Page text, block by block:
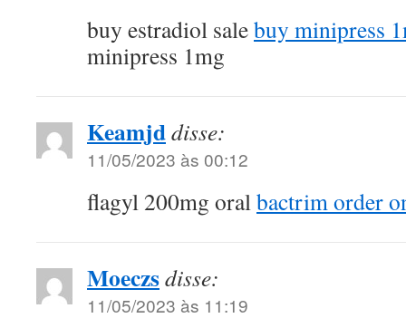
buy estradiol salebuy minipress
minipress 1mg
Keamjddisse:
11/05/2023 às 00:12
flagyl 200mg oralbactrim order
Moeczsdisse:
11/05/2023 às 11:19